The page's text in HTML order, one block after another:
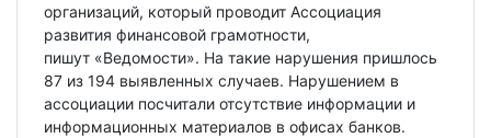
организаций, который проводит Ассоциация
развития финансовой грамотности,
пишут «Ведомости». На такие нарушения пришлось
87 из 194 выявленных случаев. Нарушением в
ассоциации посчитали отсутствие информации и
информационных материалов в офисах банков.